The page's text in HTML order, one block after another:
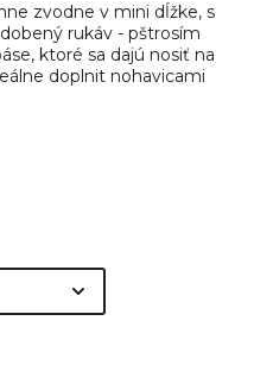
zvodne v mini dĺžke, s
rukáv - pštrosím
ktoré sa dajú nosiť na
doplnit nohavicami